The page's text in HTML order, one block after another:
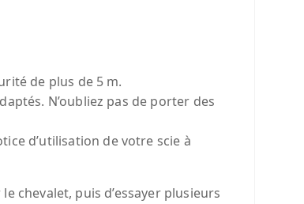
de plus de 5 m.
N’oubliez pas de porter des
d’utilisation de votre scie à
chevalet, puis d’essayer plusieurs